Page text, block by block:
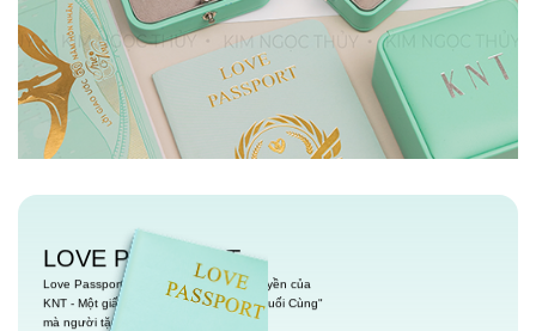
LOVE PASSPORT
Love Passport là một chính sách độc quyền của
KNT - Một giấy chứng nhận "Tình Yêu Cuối Cùng"
mà người tặng dành cho người nhận.